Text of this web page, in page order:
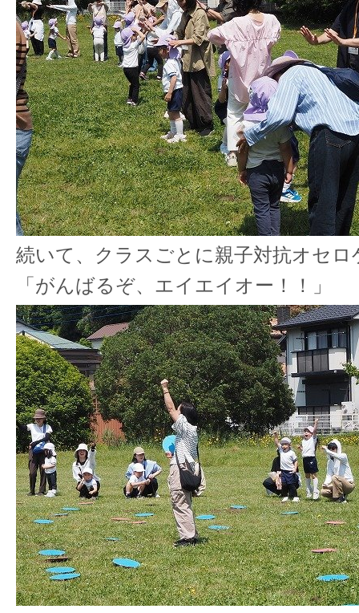
続いて、クラスごとに親子対抗オセロ
「がんばるぞ、エイエイオー！！」